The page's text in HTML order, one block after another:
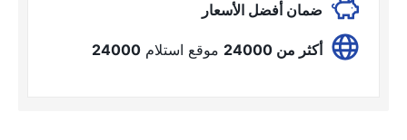
ضمان أفضل الأسعار
أكثر من 24000 موقع استلام 24000